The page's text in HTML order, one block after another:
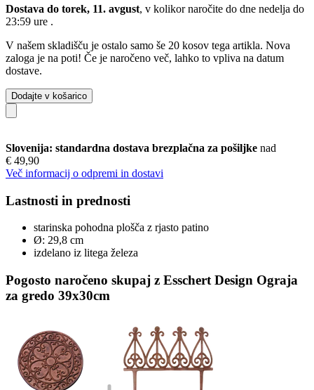
Dostava do torek, 11. avgust, v kolikor naročite do dne nedelja do
23:59 ure .
V našem skladišču je ostalo samo še 20 kosov tega artikla. Nova
zaloga je na poti! Če je naročeno več, lahko to vpliva na datum
dostave.
Dodajte v košarico
Slovenija: standardna dostava brezplačna za pošiljke nad
€ 49,90
Več informacij o odpremi in dostavi
Lastnosti in prednosti
starinska pohodna plošča z rjasto patino
Ø: 29,8 cm
izdelano iz litega železa
Pogosto naročeno skupaj z Esschert Design Ograja
za gredo 39x30cm